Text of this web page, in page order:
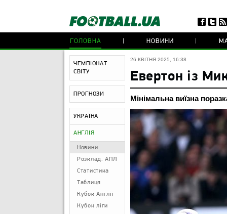
ГОЛОВНА НОВИНИ
ЧЕМПІОНАТ
СВІТУ
ПРОГНОЗИ
УКРАЇНА
АНГЛІЯ
Новини
Розклад. АПЛ
Статистика
Таблиця
Кубок Англії
Кубок ліги
26 КВІТНЯ 2025, 16:38
Евертон із
Мінімальна виїзна